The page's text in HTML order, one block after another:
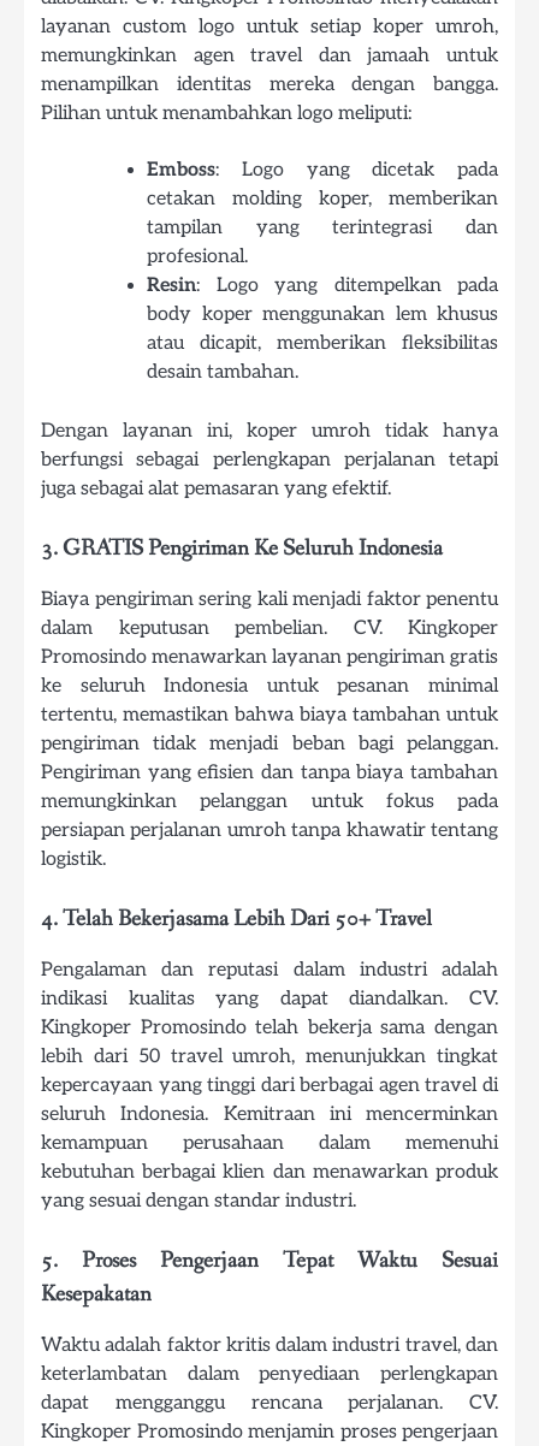
layanan custom logo untuk setiap koper umroh,
memungkinkan agen travel dan jamaah untuk
menampilkan identitas mereka dengan bangga.
Pilihan untuk menambahkan logo meliputi:
Emboss: Logo yang dicetak pada
cetakan molding koper, memberikan
tampilan yang terintegrasi dan
profesional.
Resin: Logo yang ditempelkan pada
body koper menggunakan lem khusus
atau dicapit, memberikan fleksibilitas
desain tambahan.
Dengan layanan ini, koper umroh tidak hanya
berfungsi sebagai perlengkapan perjalanan tetapi
juga sebagai alat pemasaran yang efektif.
3. GRATIS Pengiriman Ke Seluruh Indonesia
Biaya pengiriman sering kali menjadi faktor penentu
dalam keputusan pembelian. CV. Kingkoper
Promosindo menawarkan layanan pengiriman gratis
ke seluruh Indonesia untuk pesanan minimal
tertentu, memastikan bahwa biaya tambahan untuk
pengiriman tidak menjadi beban bagi pelanggan.
Pengiriman yang efisien dan tanpa biaya tambahan
memungkinkan pelanggan untuk fokus pada
persiapan perjalanan umroh tanpa khawatir tentang
logistik.
4. Telah Bekerjasama Lebih Dari 50+ Travel
Pengalaman dan reputasi dalam industri adalah
indikasi kualitas yang dapat diandalkan. CV.
Kingkoper Promosindo telah bekerja sama dengan
lebih dari 50 travel umroh, menunjukkan tingkat
kepercayaan yang tinggi dari berbagai agen travel di
seluruh Indonesia. Kemitraan ini mencerminkan
kemampuan perusahaan dalam memenuhi
kebutuhan berbagai klien dan menawarkan produk
yang sesuai dengan standar industri.
5. Proses Pengerjaan Tepat Waktu Sesuai
Kesepakatan
Waktu adalah faktor kritis dalam industri travel, dan
keterlambatan dalam penyediaan perlengkapan
dapat mengganggu rencana perjalanan. CV.
Kingkoper Promosindo menjamin proses pengerjaan